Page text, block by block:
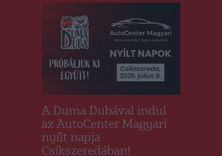
A Duma Dubával indul
az AutoCenter Magyari
nyílt napja
Csíkszeredában!